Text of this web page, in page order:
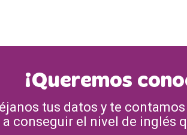
¡Queremos
tus datos y te
a conseguir el nivel de inglés